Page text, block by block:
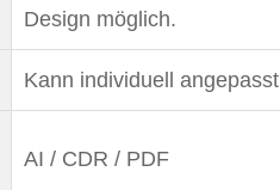
Design möglich.
Kann individuell
AI / CDR / PDF